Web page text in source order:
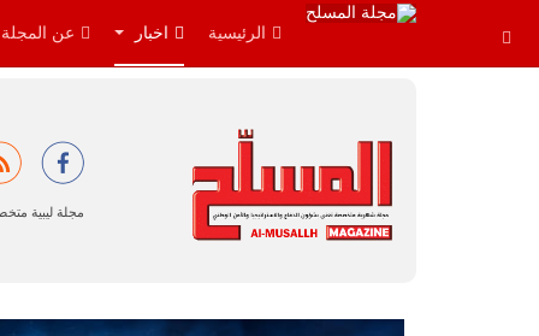
الرئيسية اخبار عن المجلة
مجلة ليبية